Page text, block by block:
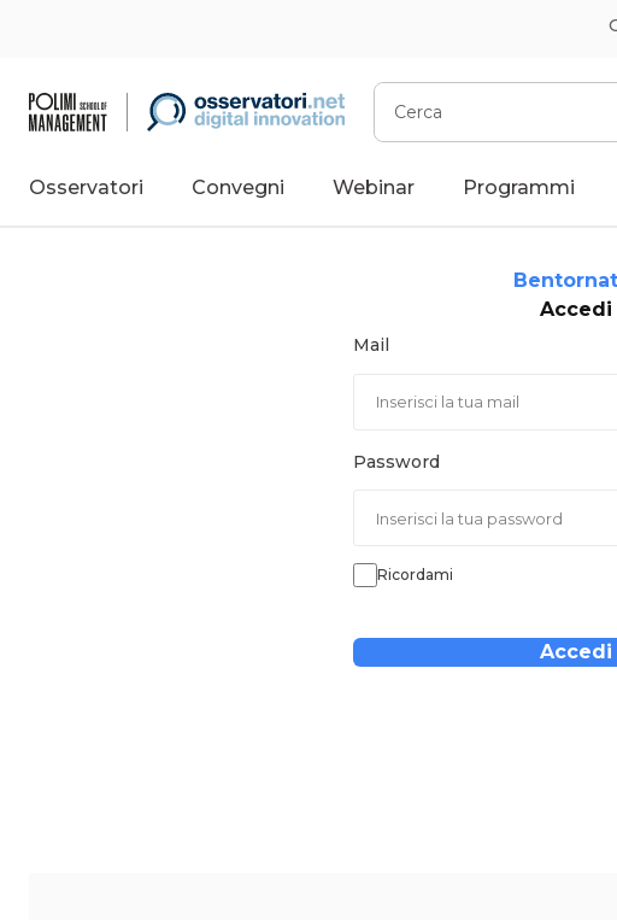
Cerca
Osservatori Convegni Webinar Programmi
Accedi
Mail
Password
Ricordami
Accedi